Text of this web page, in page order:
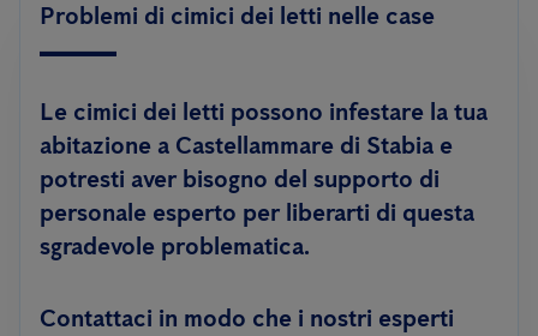
Problemi di cimici dei letti nelle case
Le cimici dei letti possono infestare la tua
abitazione a Castellammare di Stabia e
potresti aver bisogno del supporto di
personale esperto per liberarti di questa
sgradevole problematica.
Contattaci in modo che i nostri esperti